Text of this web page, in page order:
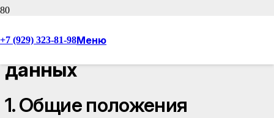
+7 (929) 323-81-98Меню
Политика в отношении
обработки персональных
данных
1. Общие положения